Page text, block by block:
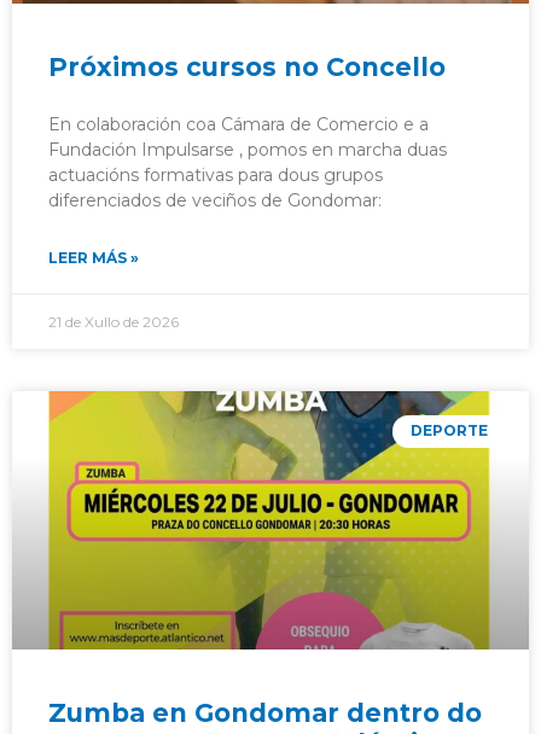
Próximos cursos no Concello
En colaboración coa Cámara de Comercio e a
Fundación Impulsarse , pomos en marcha duas
actuacións formativas para dous grupos
diferenciados de veciños de Gondomar:
LEER MÁS »
21 de Xullo de 2026
DEPORTE
Zumba en Gondomar dentro do